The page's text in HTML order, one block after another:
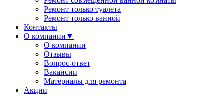
Ремонт только туалета
Ремонт только ванной
Контакты
О компании ▼
О компании
Отзывы
Вопрос-ответ
Вакансии
Материалы для ремонта
Акции